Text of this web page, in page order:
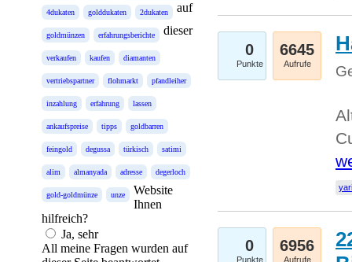
4dukaten golddukaten 2dukaten
goldmünzen erfahrungsberichte
verkaufen kaufen diamanten
vertriebspartner flohmarkt pfandleiher
inzahlung erfahrung lassen
ankaufspreise tipps goldbarren
feingold degussa türkisch satimi
alim almanyada adresse degerloch
gold-goldmünze unze
auf
dieser
Website
Ihnen
hilfreich?
Ja, sehr
All meine Fragen wurden auf
0
Punkte
6645
Aufrufe
0
Punkte
6956
Aufrufe